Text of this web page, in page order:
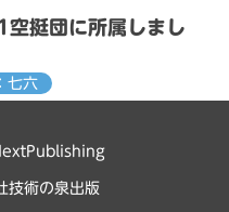
空挺団に所属しまし
七六
技術の泉出版